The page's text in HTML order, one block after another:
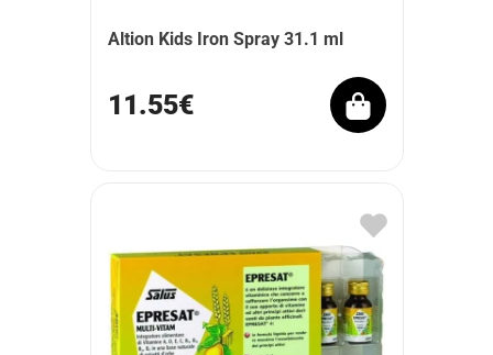
Altion Kids Iron Spray 31.1 ml
11.55€